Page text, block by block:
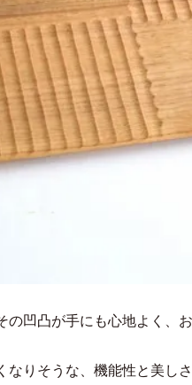
凹凸が手にも心地よく、
なりそうな、機能性と美し